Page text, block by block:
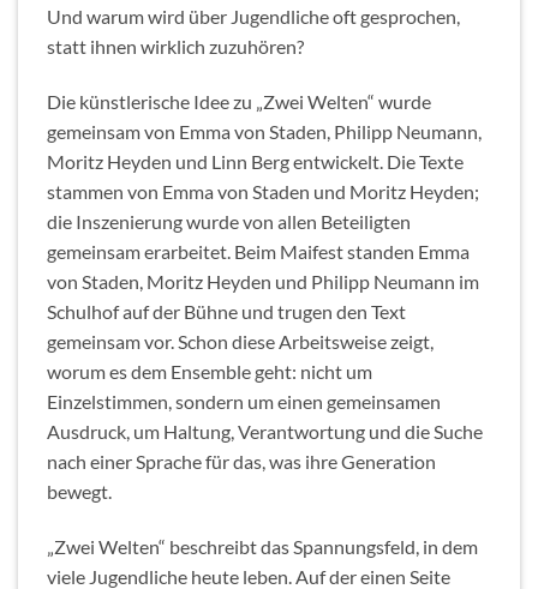
Und warum wird über Jugendliche oft gesprochen,
statt ihnen wirklich zuzuhören?
Die künstlerische Idee zu „Zwei Welten“ wurde
gemeinsam von Emma von Staden, Philipp Neumann,
Moritz Heyden und Linn Berg entwickelt. Die Texte
stammen von Emma von Staden und Moritz Heyden;
die Inszenierung wurde von allen Beteiligten
gemeinsam erarbeitet. Beim Maifest standen Emma
von Staden, Moritz Heyden und Philipp Neumann im
Schulhof auf der Bühne und trugen den Text
gemeinsam vor. Schon diese Arbeitsweise zeigt,
worum es dem Ensemble geht: nicht um
Einzelstimmen, sondern um einen gemeinsamen
Ausdruck, um Haltung, Verantwortung und die Suche
nach einer Sprache für das, was ihre Generation
bewegt.
„Zwei Welten“ beschreibt das Spannungsfeld, in dem
viele Jugendliche heute leben. Auf der einen Seite